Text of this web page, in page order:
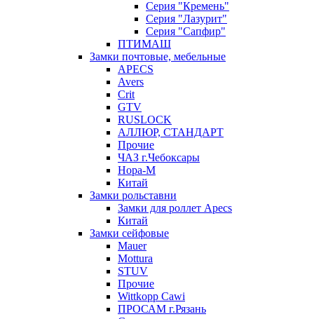
Серия "Кремень"
Серия "Лазурит"
Серия "Сапфир"
ПТИМАШ
Замки почтовые, мебельные
APECS
Avers
Crit
GTV
RUSLOCK
АЛЛЮР, СТАНДАРТ
Прочие
ЧАЗ г.Чебоксары
Нора-М
Китай
Замки рольставни
Замки для роллет Apecs
Китай
Замки сейфовые
Mauer
Mottura
STUV
Прочие
Wittkopp Cawi
ПРОСАМ г.Рязань